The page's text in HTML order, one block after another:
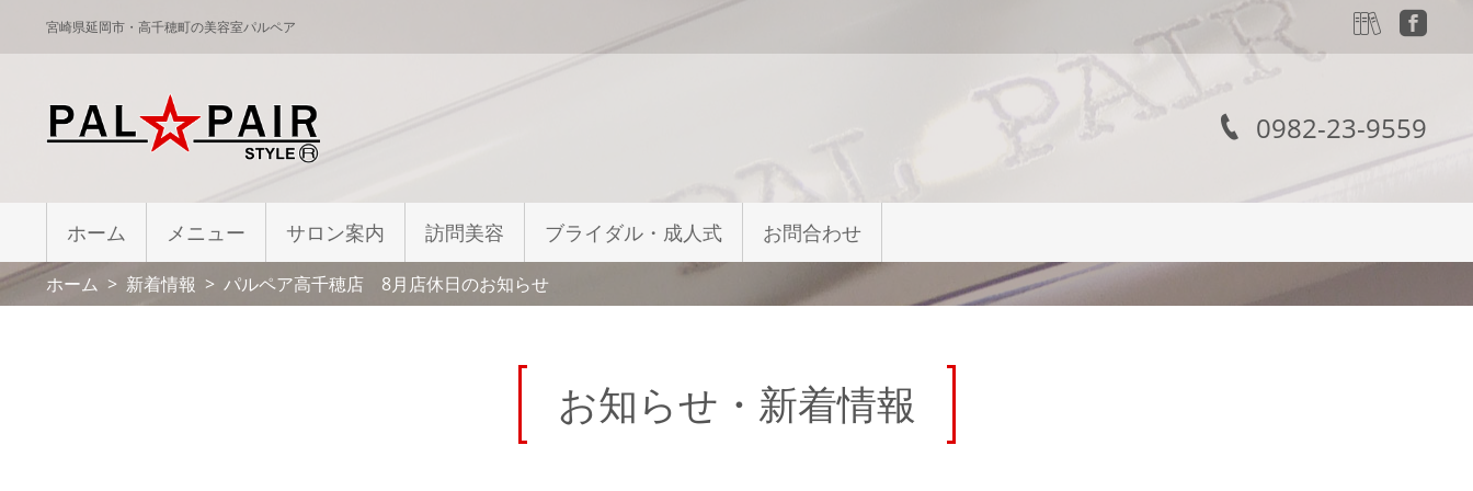
宮崎県延岡市・高千穂町の美容室パルペア
0982-23-9559
ホーム メニュー サロン案内 訪問美容 ブライダル・成人式 お問合わせ
ホーム 新着情報 パルペア高千穂店 8月店休日のお知らせ
お知らせ・新着情報